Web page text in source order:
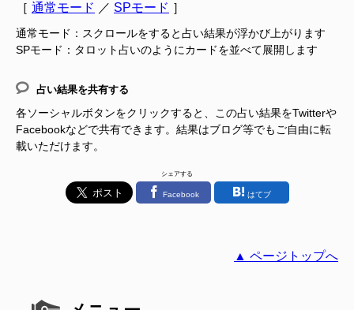
［ 通常モード ／ SPモード ］
通常モード：スクロールをすると占い結果が浮かび上がります
SPモード：タロット占いのようにカードを並べて展開します
占い結果を共有する
各ソーシャルボタンをクリックすると、この占い結果をTwitterや
Facebookなどで共有できます。結果はブログ等でもご自由に転
載いただけます。
シェアする
Facebook はてブ
▲ ページトップへ